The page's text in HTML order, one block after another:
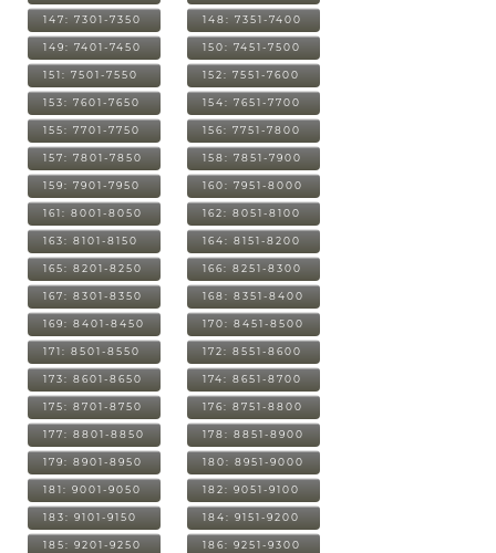
147: 7301-7350 148: 7351-7400
149: 7401-7450 150: 7451-7500
151: 7501-7550 152: 7551-7600
153: 7601-7650 154: 7651-7700
155: 7701-7750 156: 7751-7800
157: 7801-7850 158: 7851-7900
159: 7901-7950 160: 7951-8000
161: 8001-8050 162: 8051-8100
163: 8101-8150 164: 8151-8200
165: 8201-8250 166: 8251-8300
167: 8301-8350 168: 8351-8400
169: 8401-8450 170: 8451-8500
171: 8501-8550 172: 8551-8600
173: 8601-8650 174: 8651-8700
175: 8701-8750 176: 8751-8800
177: 8801-8850 178: 8851-8900
179: 8901-8950 180: 8951-9000
181: 9001-9050 182: 9051-9100
183: 9101-9150 184: 9151-9200
185: 9201-9250 186: 9251-9300